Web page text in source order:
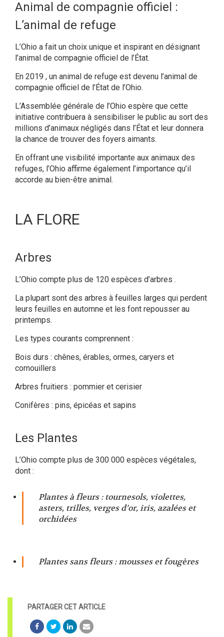
Animal de compagnie officiel :
L’animal de refuge
L’Ohio a fait un choix unique et inspirant en désignant
l’animal de compagnie officiel de l’État.
En 2019 , un animal de refuge est devenu l’animal de
compagnie officiel de l’État de l’Ohio.
L’Assemblée générale de l’Ohio espère que cette
initiative contribuera à sensibiliser le public au sort des
millions d’animaux négligés dans l’État et leur donnera
la chance de trouver des foyers aimants.
En offrant une visibilité importante aux animaux des
refuges, l’Ohio affirme également l’importance qu’il
accorde au bien-être animal.
LA FLORE
Arbres
L’Ohio compte plus de 120 espèces d’arbres .
La plupart sont des arbres à feuilles larges qui perdent
leurs feuilles en automne et les font repousser au
printemps.
Les types courants comprennent :
Bois durs : chênes, érables, ormes, caryers et
cornouillers
Arbres fruitiers : pommier et cerisier
Conifères : pins, épicéas et sapins
Les Plantes
L’Ohio compte plus de 300 000 espèces végétales,
dont :
Plantes à fleurs : tournesols, violettes,
asters, trilles, verges d’or, iris, azalées et
orchidées
Plantes sans fleurs : mousses et fougères